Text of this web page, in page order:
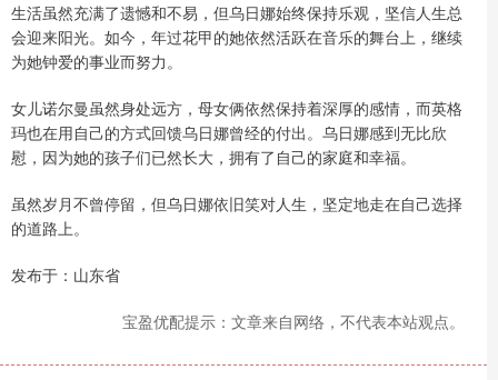
生活虽然充满了遗憾和不易，但乌日娜始终保持乐观，坚信人生总
会迎来阳光。如今，年过花甲的她依然活跃在音乐的舞台上，继续
为她钟爱的事业而努力。
女儿诺尔曼虽然身处远方，母女俩依然保持着深厚的感情，而英格
玛也在用自己的方式回馈乌日娜曾经的付出。乌日娜感到无比欣
慰，因为她的孩子们已然长大，拥有了自己的家庭和幸福。
虽然岁月不曾停留，但乌日娜依旧笑对人生，坚定地走在自己选择
的道路上。
发布于：山东省
宝盈优配提示：文章来自网络，不代表本站观点。